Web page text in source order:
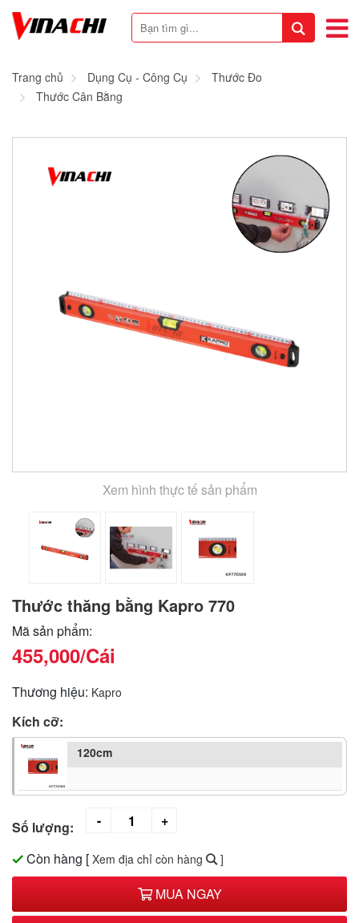
Trang chủ Dụng Cụ - Công Cụ
Thước Đo
Thước Cân Bằng
Xem hình thực tế sản phẩm
Thước thăng bằng Kapro 770
Mã sản phẩm:
455,000/Cái
Thương hiệu: Kapro
Kích cỡ:
120cm
Số lượng:
Còn hàng [ Xem địa chỉ còn hàng ]
MUA NGAY